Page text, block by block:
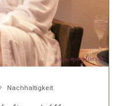
Nachhaltigkeit